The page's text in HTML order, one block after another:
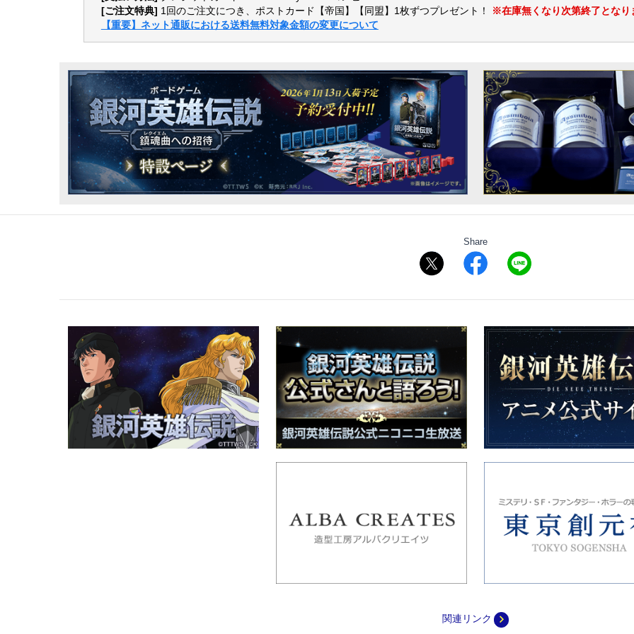
[ご注文特典] 1回のご注文につき、ポストカード【帝国】【同盟】1枚ずつプレゼント！
※在庫無くなり次第終了となり
【重要】ネット通販における送料無料対象金額の変更について
Share
関連リンク navigate_next